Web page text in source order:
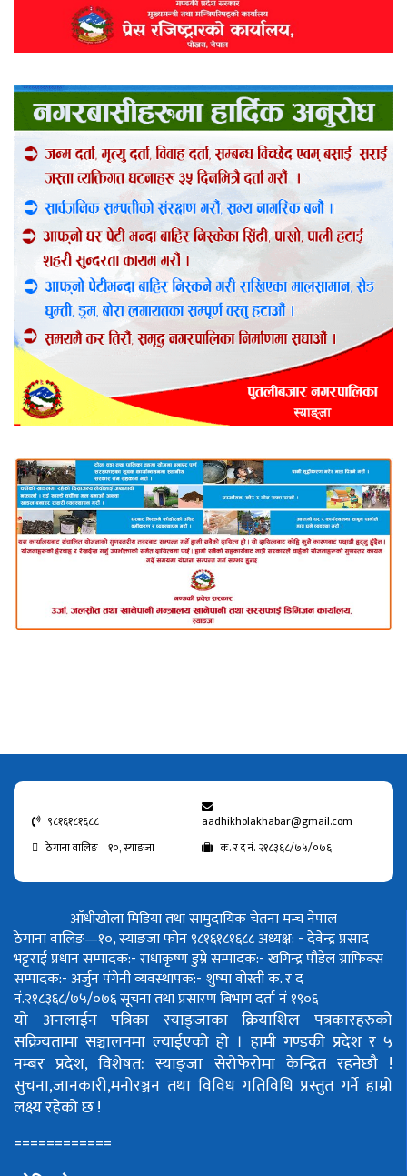
९८१६१८१६८८
aadhikholakhabar@gmail.com
ठेगाना वालिङ—१०, स्याङजा
क. र द नं. २१८३६८/७५/०७६
आँधीखोला मिडिया तथा सामुदायिक चेतना मन्च नेपाल
ठेगाना वालिङ—१०, स्याङजा फोन ९८१६१८१६८८अध्यक्ष: - देवेन्द्र प्रसाद
भट्टराईप्रधान सम्पादक:- राधाकृष्ण डुम्रेसम्पादक:- खगिन्द्र पौडेलग्राफिक्स
सम्पादक:- अर्जुन पंगेनीव्यवस्थापक:- शुष्मा वोस्तीक. र द
नं.२१८३६८/७५/०७६सूचना तथा प्रसारण बिभाग दर्ता नं १९०६
यो अनलाईन पत्रिका स्याङ्जाका क्रियाशिल पत्रकारहरुको
सक्रियतामा सञ्चालनमा ल्याईएको हो । हामी गण्डकी प्रदेश र ५
नम्बर प्रदेश, विशेषत: स्याङ्जा सेरोफेरोमा केन्द्रित रहनेछौ !
सुचना,जानकारी,मनोरञ्जन तथा विविध गतिविधि प्रस्तुत गर्ने हाम्रो
लक्ष्य रहेको छ !
============